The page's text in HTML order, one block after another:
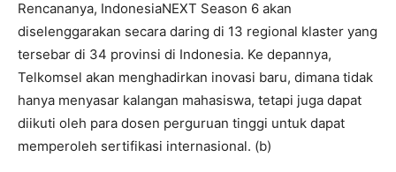
Rencananya, IndonesiaNEXT Season 6 akan
diselenggarakan secara daring di 13 regional klaster yang
tersebar di 34 provinsi di Indonesia. Ke depannya,
Telkomsel akan menghadirkan inovasi baru, dimana tidak
hanya menyasar kalangan mahasiswa, tetapi juga dapat
diikuti oleh para dosen perguruan tinggi untuk dapat
memperoleh sertifikasi internasional. (b)